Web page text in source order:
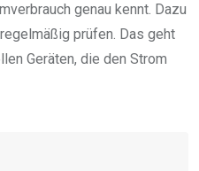
genau kennt. Dazu
regelmäßig prüfen. Das geht
Geräten, die den Strom